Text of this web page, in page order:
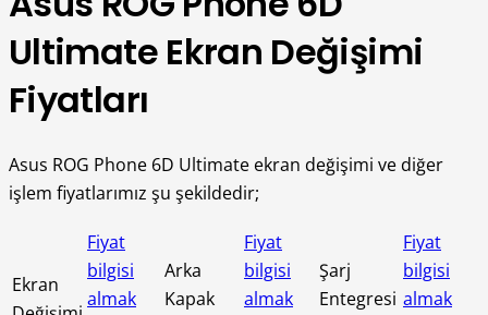
Ultimate Ekran Değişimi
Fiyatları
Asus ROG Phone 6D Ultimate ekran değişimi ve diğer
işlem fiyatlarımız şu şekildedir;
Ekran
Fiyat
bilgisi
almak
Arka
Kapak
Fiyat
bilgisi
almak
Şarj
Entegresi
Fiyat
bilgisi
almak